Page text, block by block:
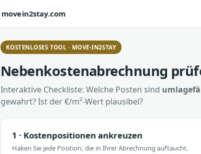
movein2stay.com
KOSTENLOSES TOOL · MOVE-IN2STAY
Nebenkostenabrechnung
Interaktive Checkliste: Welche Posten sind
gewahrt? Ist der €/m²-Wert plausibel?
1 · Kostenpositionen ankreuzen
Haken Sie jede Position, die in Ihrer Abrechnung auftaucht.